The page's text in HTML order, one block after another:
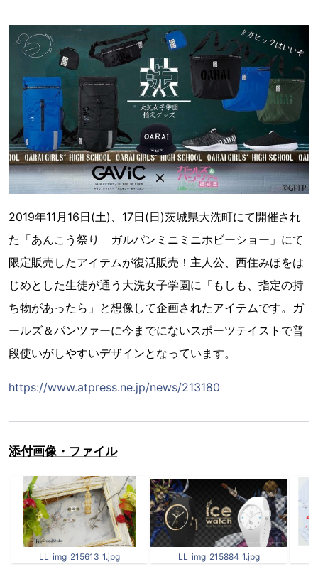
2019年11月16日(土)、17日(日)茨城県大洗町にて開催され
た「あんこう祭り ガルパンミニミニホビーショー」にて
限定販売したアイテムが復活販売！主人公、西住みほをは
じめとした生徒が通う大洗女子学園に「もしも、指定の持
ち物があったら」と想像して企画されたアイテムです。ガ
ールズ＆パンツァーに今までにないスポーツテイストで普
段使いがしやすいデザインとなっています。
https://www.atpress.ne.jp/news/213180
添付画像・ファイル
LL_img_215613_1.jpg LL_img_215884_1.jpg